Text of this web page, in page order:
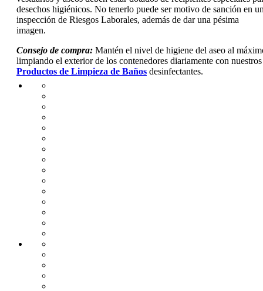
desechos higiénicos. No tenerlo puede ser motivo de sanción en
inspección de Riesgos Laborales, además de dar una pésima
imagen.
Consejo de compra: Mantén el nivel de higiene del aseo al
limpiando el exterior de los contenedores diariamente con nuestros
Productos de Limpieza de Baños desinfectantes.